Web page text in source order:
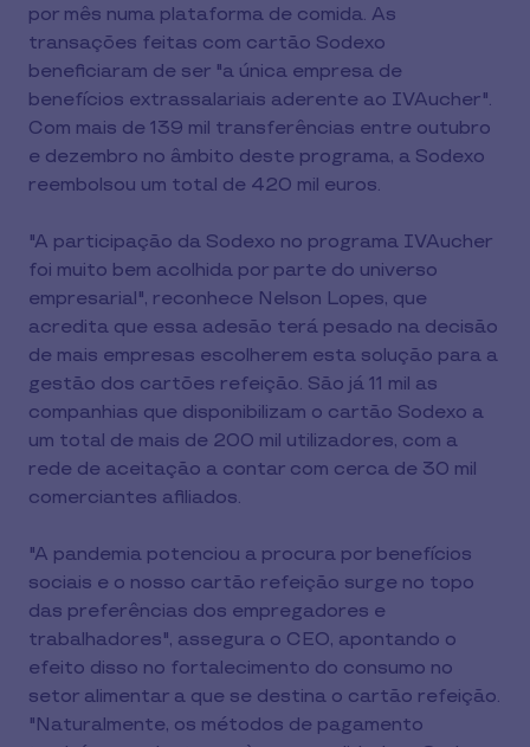
por mês numa plataforma de comida. As
transações feitas com cartão Sodexo
beneficiaram de ser "a única empresa de
benefícios extrassalariais aderente ao IVAucher".
Com mais de 139 mil transferências entre outubro
e dezembro no âmbito deste programa, a Sodexo
reembolsou um total de 420 mil euros.
"A participação da Sodexo no programa IVAucher
foi muito bem acolhida por parte do universo
empresarial", reconhece Nelson Lopes, que
acredita que essa adesão terá pesado na decisão
de mais empresas escolherem esta solução para a
gestão dos cartões refeição. São já 11 mil as
companhias que disponibilizam o cartão Sodexo a
um total de mais de 200 mil utilizadores, com a
rede de aceitação a contar com cerca de 30 mil
comerciantes afiliados.
"A pandemia potenciou a procura por benefícios
sociais e o nosso cartão refeição surge no topo
das preferências dos empregadores e
trabalhadores", assegura o CEO, apontando o
efeito disso no fortalecimento do consumo no
setor alimentar a que se destina o cartão refeição.
"Naturalmente, os métodos de pagamento